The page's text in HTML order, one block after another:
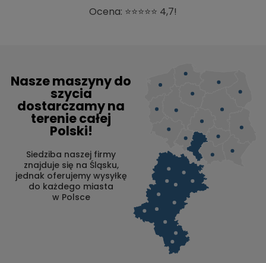
Ocena: ⭐⭐⭐⭐⭐ 4,7!
Nasze maszyny do
szycia
dostarczamy na
terenie całej
Polski!
Siedziba naszej firmy
znajduje się na Śląsku,
jednak oferujemy wysyłkę
do każdego miasta
w Polsce